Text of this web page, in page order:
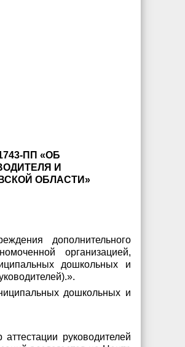
ПП «ОБ
И
ОБЛАСТИ»
дополнительного
организацией,
дошкольных и
дошкольных и
руководителей